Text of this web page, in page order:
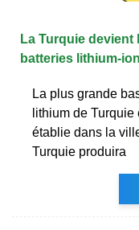
La Turquie
batteries lithium-ion
La plus grande
lithium de
établie dans la
Turquie produira